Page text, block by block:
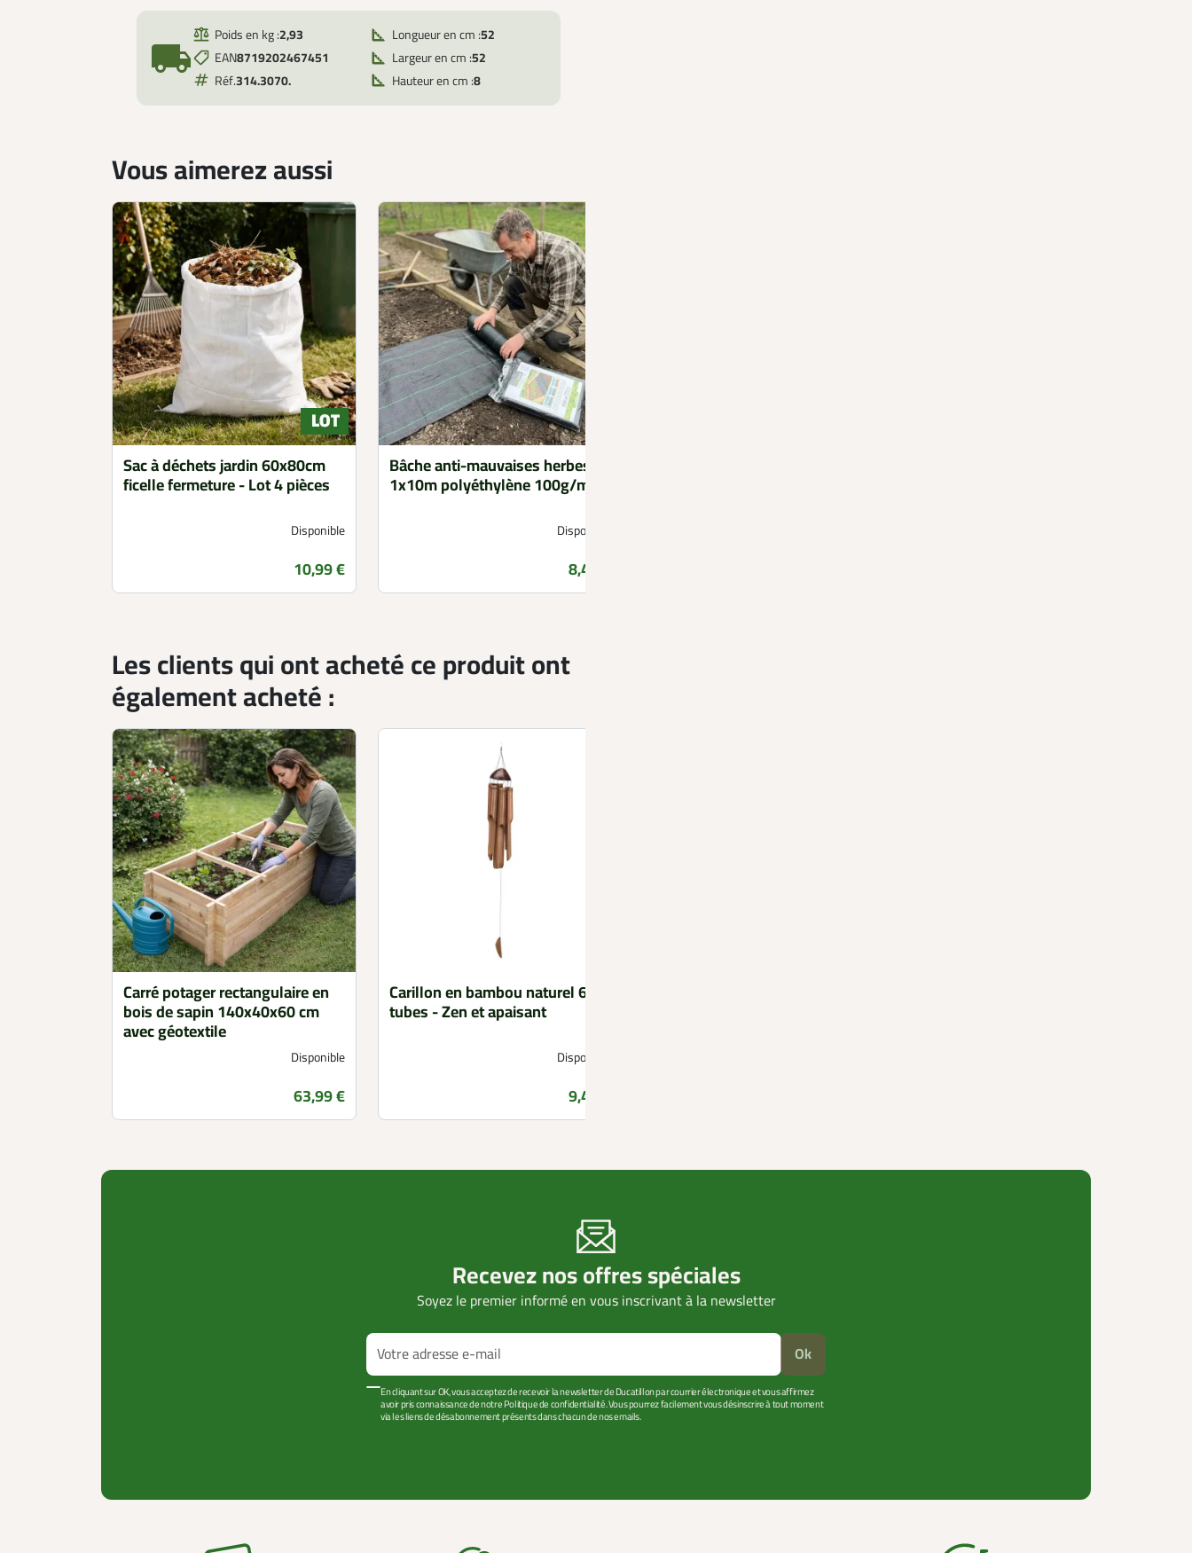
local_shipping
Poids en kg :2,93
EAN8719202467451
Réf.314.3070.
Longueur en cm :52
Largeur en cm :52
Hauteur en cm :8
Vous aimerez aussi
Sac à déchets jardin 60x80cm
ficelle fermeture - Lot 4 pièces
Disponible
Prix
10,99 €
Bâche anti-mauvaises herbes
1x10m polyéthylène 100g/m²
Disponible
Prix
8,49 €
Les clients qui ont acheté ce produit ont
également acheté :
Carré potager rectangulaire en
bois de sapin 140x40x60 cm
avec géotextile
Disponible
Prix
63,99 €
Carillon en bambou naturel 6
tubes - Zen et apaisant
Disponible
Prix
9,49 €
Recevez nos offres spéciales
Soyez le premier informé en vous inscrivant à la newsletter
Ok
En cliquant sur OK, vous acceptez de recevoir la newsletter de Ducatillon par courrier électronique et vous affirmez
avoir pris connaissance de notre Politique de confidentialité. Vous pourrez facilement vous désinscrire à tout moment
via les liens de désabonnement présents dans chacun de nos emails.